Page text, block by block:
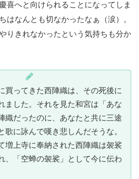
喜へと向けられることになってしま
はなんとも切なかったなぁ（涙）。
りきれなかったという気持ちも分か
買ってきた西陣織は、その死後に
ました。それを見た和宮は「あな
織だったのに、あなたと共に三途
歌に詠んで嘆き悲しんだそうな。
増上寺に奉納された西陣織は袈裟
、「空蝉の袈裟」として今に伝わ